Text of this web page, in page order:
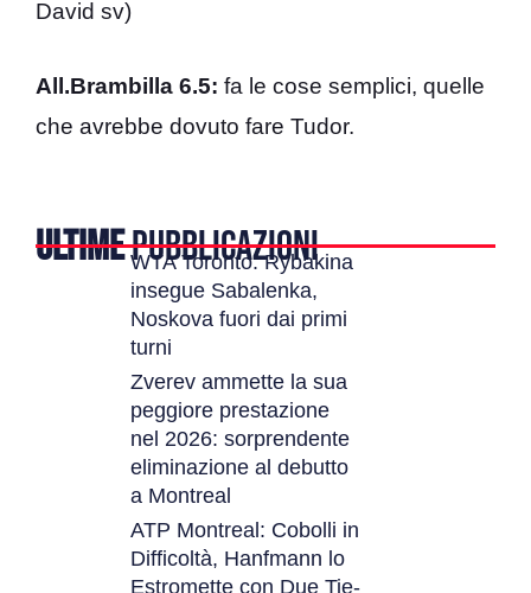
David sv)
All.Brambilla 6.5: fa le cose semplici, quelle
che avrebbe dovuto fare Tudor.
ULTIMEPUBBLICAZIONI
WTA Toronto: Rybakina
insegue Sabalenka,
Noskova fuori dai primi
turni
Zverev ammette la sua
peggiore prestazione
nel 2026: sorprendente
eliminazione al debutto
a Montreal
ATP Montreal: Cobolli in
Difficoltà, Hanfmann lo
Estromette con Due Tie-